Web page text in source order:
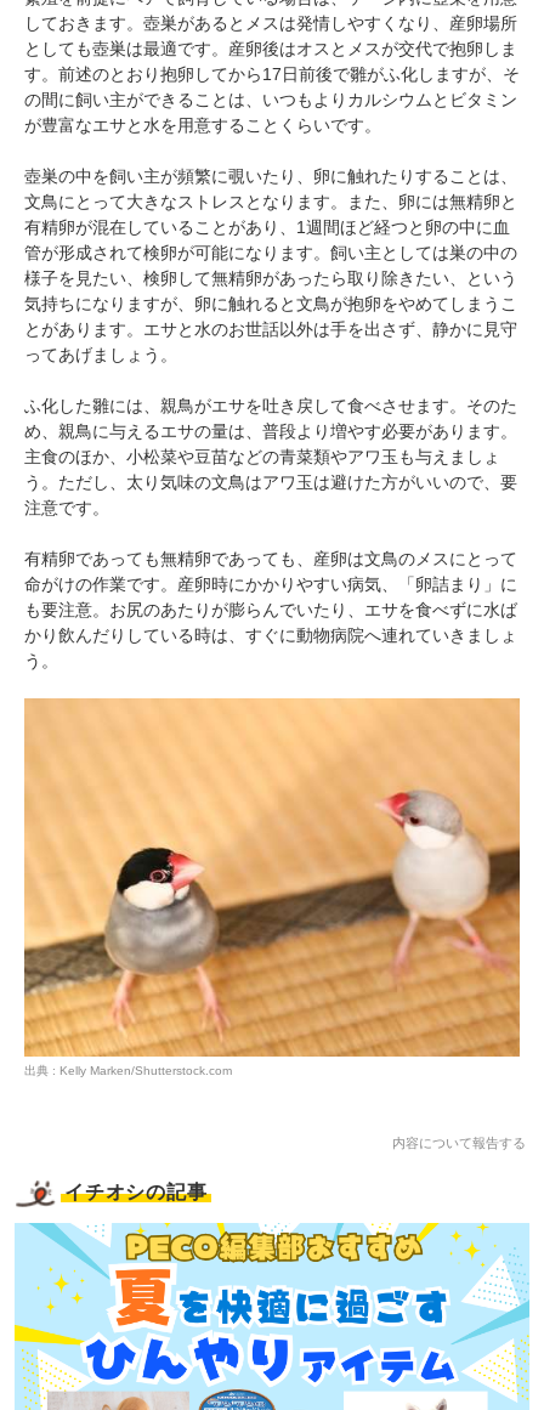
しておきます。壺巣があるとメスは発情しやすくなり、産卵場所
としても壺巣は最適です。産卵後はオスとメスが交代で抱卵しま
す。前述のとおり抱卵してから17日前後で雛がふ化しますが、そ
の間に飼い主ができることは、いつもよりカルシウムとビタミン
が豊富なエサと水を用意することくらいです。
壺巣の中を飼い主が頻繁に覗いたり、卵に触れたりすることは、
文鳥にとって大きなストレスとなります。また、卵には無精卵と
有精卵が混在していることがあり、1週間ほど経つと卵の中に血
管が形成されて検卵が可能になります。飼い主としては巣の中の
様子を見たい、検卵して無精卵があったら取り除きたい、という
気持ちになりますが、卵に触れると文鳥が抱卵をやめてしまうこ
とがあります。エサと水のお世話以外は手を出さず、静かに見守
ってあげましょう。
ふ化した雛には、親鳥がエサを吐き戻して食べさせます。そのた
め、親鳥に与えるエサの量は、普段より増やす必要があります。
主食のほか、小松菜や豆苗などの青菜類やアワ玉も与えましょ
う。ただし、太り気味の文鳥はアワ玉は避けた方がいいので、要
注意です。
有精卵であっても無精卵であっても、産卵は文鳥のメスにとって
命がけの作業です。産卵時にかかりやすい病気、「卵詰まり」に
も要注意。お尻のあたりが膨らんでいたり、エサを食べずに水ば
かり飲んだりしている時は、すぐに動物病院へ連れていきましょ
う。
出典 : Kelly Marken/Shutterstock.com
内容について報告する
イチオシの記事
アプリをダウンロードする